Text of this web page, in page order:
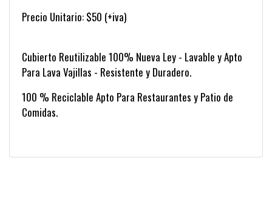
Precio Unitario: $50 (+iva)
Cubierto Reutilizable 100% Nueva Ley - Lavable y Apto
Para Lava Vajillas - Resistente y Duradero.
100 % Reciclable Apto Para Restaurantes y Patio de
Comidas.